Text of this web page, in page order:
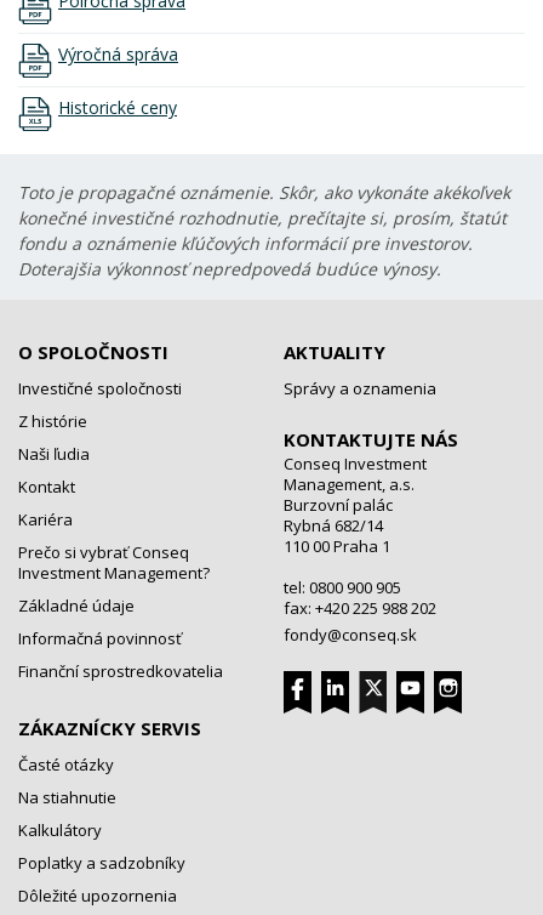
Výročná správa
Historické ceny
Toto je propagačné oznámenie. Skôr, ako vykonáte akékoľvek
konečné investičné rozhodnutie, prečítajte si, prosím, štatút
fondu a oznámenie kľúčových informácií pre investorov.
Doterajšia výkonnosť nepredpovedá budúce výnosy.
O SPOLOČNOSTI
Investičné spoločnosti
Z histórie
Naši ľudia
Kontakt
Kariéra
Prečo si vybrať Conseq
Investment Management?
Základné údaje
Informačná povinnosť
Finanční sprostredkovatelia
ZÁKAZNÍCKY SERVIS
Časté otázky
Na stiahnutie
Kalkulátory
Poplatky a sadzobníky
Dôležité upozornenia
AKTUALITY
Správy a oznamenia
KONTAKTUJTE NÁS
Conseq Investment
Management, a.s.
Burzovní palác
Rybná 682/14
110 00 Praha 1
tel: 0800 900 905
fax: +420 225 988 202
fondy@conseq.sk